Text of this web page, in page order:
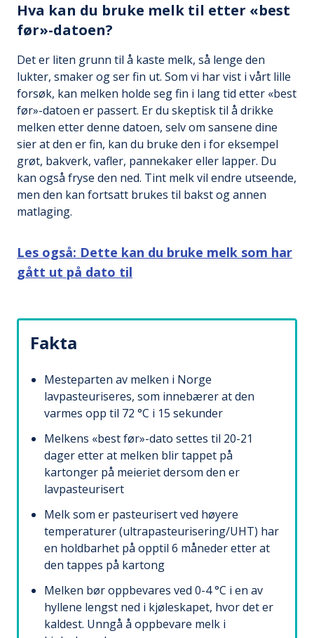
Hva kan du bruke melk til etter «best
før»-datoen?
Det er liten grunn til å kaste melk, så lenge den
lukter, smaker og ser fin ut. Som vi har vist i vårt lille
forsøk, kan melken holde seg fin i lang tid etter «best
før»-datoen er passert. Er du skeptisk til å drikke
melken etter denne datoen, selv om sansene dine
sier at den er fin, kan du bruke den i for eksempel
grøt, bakverk, vafler, pannekaker eller lapper. Du
kan også fryse den ned. Tint melk vil endre utseende,
men den kan fortsatt brukes til bakst og annen
matlaging.
Les også: Dette kan du bruke melk som har
gått ut på dato til
Fakta
Mesteparten av melken i Norge
lavpasteuriseres, som innebærer at den
varmes opp til 72 °C i 15 sekunder
Melkens «best før»-dato settes til 20-21
dager etter at melken blir tappet på
kartonger på meieriet dersom den er
lavpasteurisert
Melk som er pasteurisert ved høyere
temperaturer (ultrapasteurisering/UHT) har
en holdbarhet på opptil 6 måneder etter at
den tappes på kartong
Melken bør oppbevares ved 0-4 °C i en av
hyllene lengst ned i kjøleskapet, hvor det er
kaldest. Unngå å oppbevare melk i